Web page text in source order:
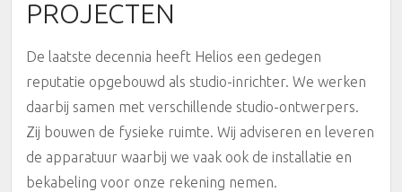
PROJECTEN
De laatste decennia heeft Helios een gedegen
reputatie opgebouwd als studio-inrichter. We werken
daarbij samen met verschillende studio-ontwerpers.
Zij bouwen de fysieke ruimte. Wij adviseren en leveren
de apparatuur waarbij we vaak ook de installatie en
bekabeling voor onze rekening nemen.